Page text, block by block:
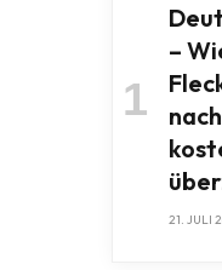
–
21. JULI